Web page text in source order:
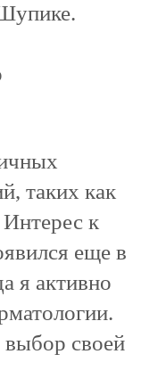
таких как
к
еще в
я активно
выбор своей